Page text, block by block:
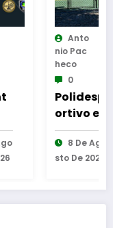
Anto
Polidesp
ortivo e
Parque
Merenda
8 De Ago
Sto De 2026